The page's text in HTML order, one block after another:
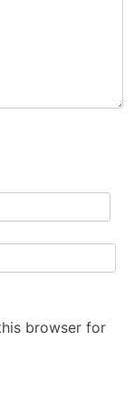
browser for